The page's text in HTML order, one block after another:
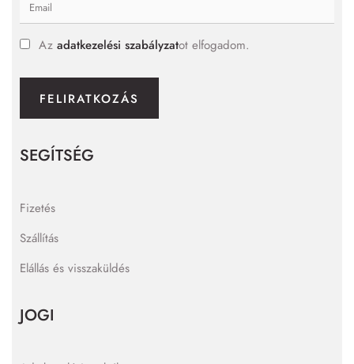
SEGÍTSÉG
Fizetés
Szállítás
Elállás és visszaküldés
JOGI
Az adatkezelési szabályzatot elfogadom.
FELIRATKOZÁS